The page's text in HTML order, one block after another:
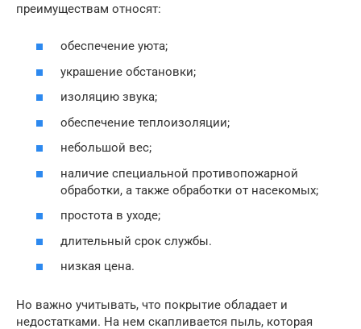
преимуществам относят:
обеспечение уюта;
украшение обстановки;
изоляцию звука;
обеспечение теплоизоляции;
небольшой вес;
наличие специальной противопожарной
обработки, а также обработки от насекомых;
простота в уходе;
длительный срок службы.
низкая цена.
Но важно учитывать, что покрытие обладает и
недостатками. На нем скапливается пыль, которая